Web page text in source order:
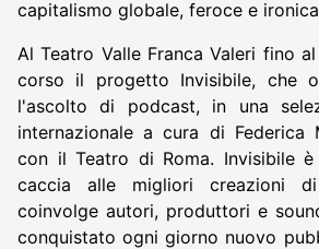
capitalismo globale, feroce e
Al Teatro Valle Franca Valeri fino
corso il progetto Invisibile, che
l'ascolto di podcast, in una
internazionale a cura di Federica
con il Teatro di Roma. Invisibile
caccia alle migliori creazioni
coinvolge autori, produttori e
conquistato ogni giorno nuovo